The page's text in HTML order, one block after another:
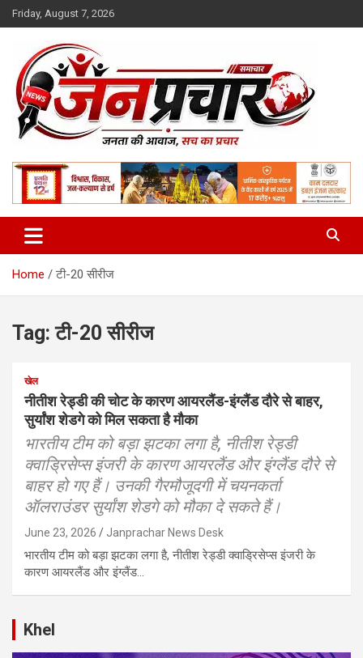
Skip
to
Friday, August 7, 2026
:: जनप्रचार ::
Home टी-20 सीरीज
Tag:टी-20 सीरीज
खेल
नीतीश रेड्डी की चोट के कारण आयरलैंड-इंग्लैंड दौरे से बाहर,
सुर्यांश शेडगे को मिल सकता है मौका
भारतीय टीम को बड़ा झटका लगा है, नीतीश रेड्डी
क्वाड्रिसेप्स इंजरी के कारण आयरलैंड और इंग्लैंड दौरे से
बाहर हो गए हैं। उनकी गैरमौजूदगी में चयनकर्ता
ऑलराउंडर सुर्यांश शेडगे को मौका दे सकते हैं।
June 23, 2026 Janprachar News Desk
भारतीय टीम को बड़ा झटका लगा है, नीतीश रेड्डी क्वाड्रिसेप्स इंजरी के
कारण आयरलैंड और इंग्लैंड…
Khel